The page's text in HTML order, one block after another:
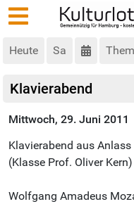
Heute Sa
Klavierabend
Mittwoch, 29. Juni 2011
Klavierabend aus
(Klasse Prof. Oliver Kern)
Wolfgang Amadeus